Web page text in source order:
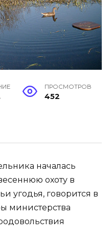
ПРОСМОТРОВ
452
началась
охоту в
угодья, говорится в
министерства